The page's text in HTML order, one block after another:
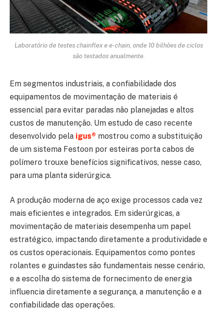
Laboratório de testes chainflex e e-chain, onde 10 bilhões de ciclos
são testados anualmente.
Em segmentos industriais, a confiabilidade dos
equipamentos de movimentação de materiais é
essencial para evitar paradas não planejadas e altos
custos de manutenção. Um estudo de caso recente
desenvolvido pela igus® mostrou como a substituição
de um sistema Festoon por esteiras porta cabos de
polímero trouxe benefícios significativos, nesse caso,
para uma planta siderúrgica.
A produção moderna de aço exige processos cada vez
mais eficientes e integrados. Em siderúrgicas, a
movimentação de materiais desempenha um papel
estratégico, impactando diretamente a produtividade e
os custos operacionais. Equipamentos como pontes
rolantes e guindastes são fundamentais nesse cenário,
e a escolha do sistema de fornecimento de energia
influencia diretamente a segurança, a manutenção e a
confiabilidade das operações.